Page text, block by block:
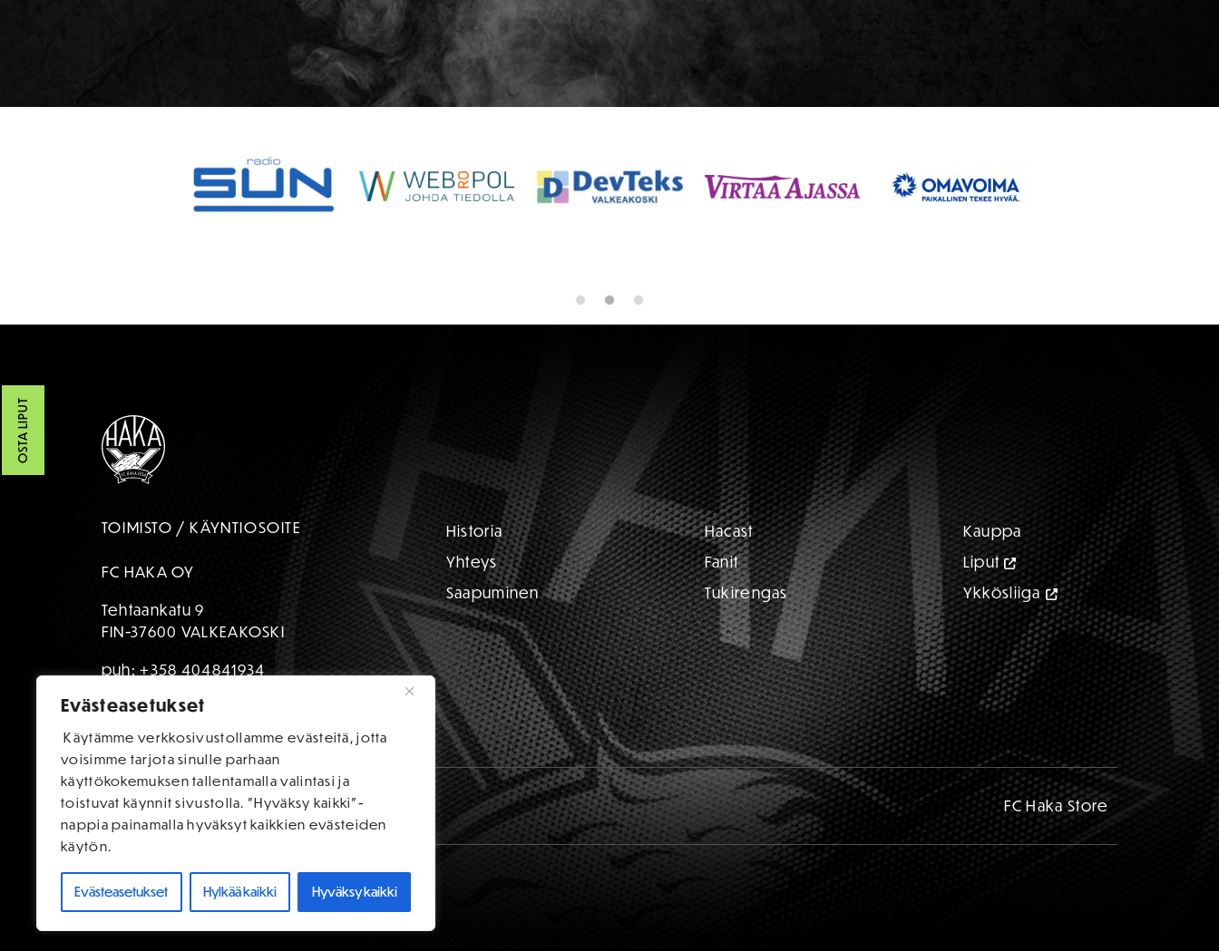
Evästeasetukset
Käytämme verkkosivustollamme evästeitä, jotta
voisimme tarjota sinulle parhaan
käyttökokemuksen tallentamalla valintasi ja
toistuvat käynnit sivustolla. "Hyväksy kaikki"-
nappia painamalla hyväksyt kaikkien evästeiden
käytön.
Evästeasetukset Hylkää kaikki Hyväksy kaikki
OSTA LIPUT
TOIMISTO / KÄYNTIOSOITE
FC HAKA OY
Tehtaankatu 9
FIN-37600 VALKEAKOSKI
puh:+358 404841934
toimisto@fchaka.fi
Historia
Yhteys
Saapuminen
Hacast
Fanit
Tukirengas
Kauppa
Liput
Ykkösliiga
FC Haka Store